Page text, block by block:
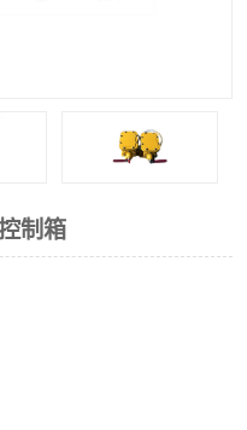
制箱
速度检测器